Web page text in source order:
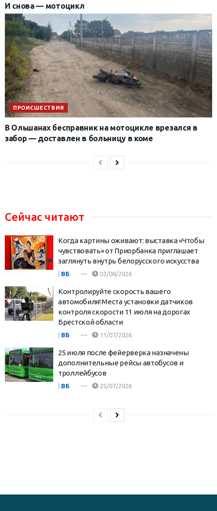
И снова — мотоцикл
ПРОИСШЕСТВИЯ
В Ольшанах бесправник на мотоцикле врезался в
забор — доставлен в больницу в коме
Сейчас читают
Когда картины оживают: выставка «Чтобы
чувствовать» от Приорбанка приглашает
заглянуть внутрь белорусского искусства
ВБ 03/08/2026
Контролируйте скорость вашего
автомобиля! Места установки датчиков
контроля скорости 11 июля на дорогах
Брестской области
ВБ 11/07/2026
25 июля после фейерверка назначены
дополнительные рейсы автобусов и
троллейбусов
ВБ 25/07/2026